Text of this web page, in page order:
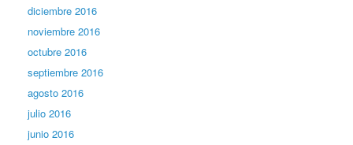
diciembre 2016
noviembre 2016
octubre 2016
septiembre 2016
agosto 2016
julio 2016
junio 2016